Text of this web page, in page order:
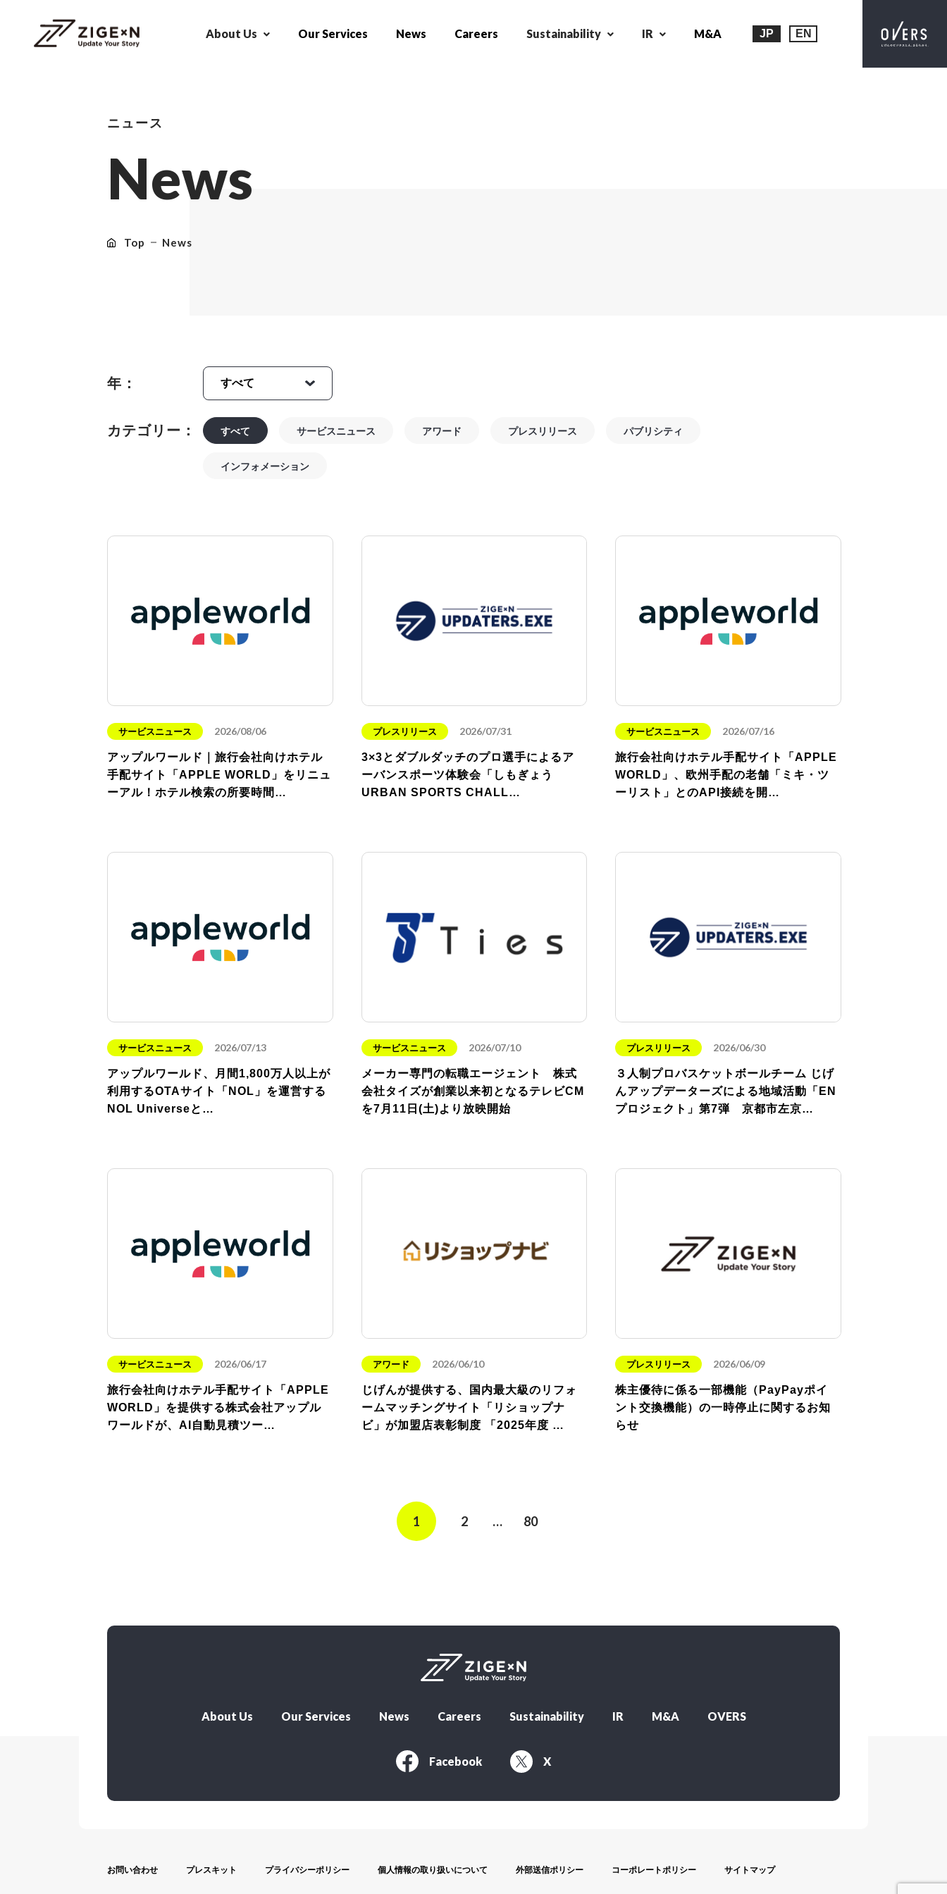
About Us Our Services News Careers Sustainability IR M&A JP EN
ニュース
News
Top News
年：
カテゴリー： すべて サービスニュース アワード プレスリリース パブリシティ
インフォメーション
サービスニュース 2026/08/06
アップルワールド｜旅行会社向けホテル
手配サイト「APPLE WORLD」をリニュ
ーアル！ホテル検索の所要時間…
プレスリリース 2026/07/31
3×3とダブルダッチのプロ選手によるア
ーバンスポーツ体験会「しもぎょう
URBAN SPORTS CHALL…
サービスニュース 2026/07/16
旅行会社向けホテル手配サイト「APPLE
WORLD」、欧州手配の老舗「ミキ・ツ
ーリスト」とのAPI接続を開…
サービスニュース 2026/07/13
アップルワールド、月間1,800万人以上が
利用するOTAサイト「NOL」を運営する
NOL Universeと…
サービスニュース 2026/07/10
メーカー専門の転職エージェント 株式
会社タイズが創業以来初となるテレビCM
を7月11日(土)より放映開始
プレスリリース 2026/06/30
３人制プロバスケットボールチーム じげ
んアップデーターズによる地域活動「EN
プロジェクト」第7弾 京都市左京…
サービスニュース 2026/06/17
旅行会社向けホテル手配サイト「APPLE
WORLD」を提供する株式会社アップル
ワールドが、AI自動見積ツー…
アワード 2026/06/10
じげんが提供する、国内最大級のリフォ
ームマッチングサイト「リショップナ
ビ」が加盟店表彰制度 「2025年度 …
プレスリリース 2026/06/09
株主優待に係る一部機能（PayPayポイ
ント交換機能）の一時停止に関するお知
らせ
1 2 … 80
About Us Our Services News Careers Sustainability IR M&A OVERS
Facebook X
お問い合わせ プレスキット プライバシーポリシー 個人情報の取り扱いについて 外部送信ポリシー コーポレートポリシー サイトマップ